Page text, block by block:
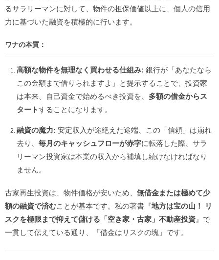
るサラリーマンに対して、物件の担保価値以上に、個人の信用
力に基づいた融資を積極的に行います。
ワナの本質：
高額な物件を無理なく買わせる仕組み: 銀行が「あなたなら
この金額まで借りられますよ」と提示することで、投資家
は本来、自己資金で始めるべき投資を、 多額の借金からス
タートすることになります。
融資の魔力: 安定収入が途絶えた途端、この「信頼」は崩れ
去り、 毎月のキャッシュフローが赤字に転落した際、サラ
リーマン投資家は本業の収入から補填し続けなければなり
ません。
古家再生投資は、物件価格が安いため、 無借金または極めて少
額の融資で済むことが基本です。私の著書『地方は宝の山！ リ
スクを極限まで抑えて儲ける「空き家・古家」不動産投資 』で
一貫して伝えている通り、「借金はリスクの塊」です。